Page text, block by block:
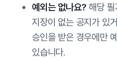
예외는 없나요? 해당
지장이 없는 공지가 있
승인을 받은 경우에만
있습니다.